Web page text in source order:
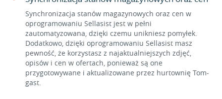
Synchronizacja stanów magazynowych oraz cen w
oprogramowaniu Sellasist jest w pełni
zautomatyzowana, dzięki czemu unikniesz pomyłek.
Dodatkowo, dzięki oprogramowaniu Sellasist masz
pewność, że korzystasz z najaktualniejszych zdjęć,
opisów i cen w ofertach, ponieważ są one
przygotowywane i aktualizowane przez hurtownię Tom-
gast.